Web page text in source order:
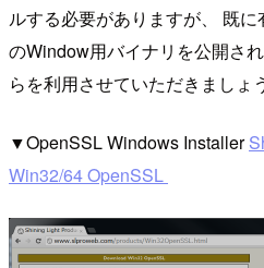
ルする必要がありますが、 既
のWindow用バイナリを公開さ
らを利用させていただきましょ
▼OpenSSL Windows Installer
Win32/64 OpenSSL